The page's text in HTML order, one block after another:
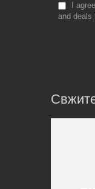
I
and deals